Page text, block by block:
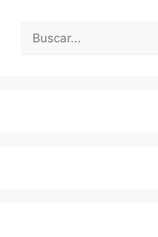
Buscar: